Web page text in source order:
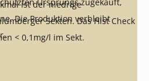
Die Produktion verbleibt
ist der niedrige
Sekten. Das Hist Check
< 0,1mg/l im Sekt.